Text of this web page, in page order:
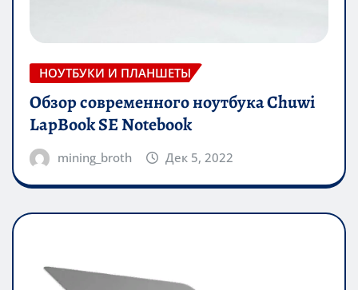
НОУТБУКИ И ПЛАНШЕТЫ
Обзор современного ноутбука Chuwi
LapBook SE Notebook
mining_broth Дек 5, 2022